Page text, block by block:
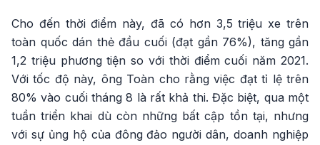
Cho đến thời điểm này, đã có hơn 3,5 triệu xe trên
toàn quốc dán thẻ đầu cuối (đạt gần 76%), tăng gần
1,2 triệu phương tiện so với thời điểm cuối năm 2021.
Với tốc độ này, ông Toàn cho rằng việc đạt tỉ lệ trên
80% vào cuối tháng 8 là rất khả thi. Đặc biệt, qua một
tuần triển khai dù còn những bất cập tồn tại, nhưng
với sự ủng hộ của đông đảo người dân, doanh nghiệp